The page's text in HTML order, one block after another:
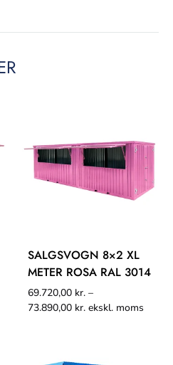
SALGSVOGN 8×2 XL
METER ROSA RAL 3014
69.720,00 kr. –
73.890,00 kr. ekskl. moms